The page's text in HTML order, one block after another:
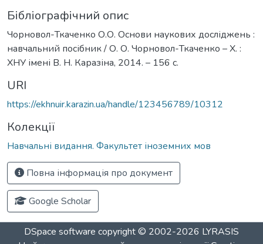
Бібліографічний опис
Чорновол-Ткаченко О.О. Основи наукових досліджень :
навчальний посібник / О. О. Чорновол-Ткаченко – Х. :
ХНУ імені В. Н. Каразіна, 2014. – 156 с.
URI
https://ekhnuir.karazin.ua/handle/123456789/10312
Колекції
Навчальні видання. Факультет іноземних мов
Повна інформація про документ
Google Scholar
DSpace software copyright © 2002-2026 LYRASIS